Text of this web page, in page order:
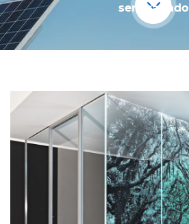
serigrafiado